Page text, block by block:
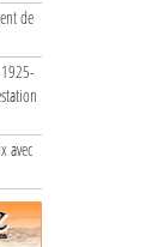
de
avec